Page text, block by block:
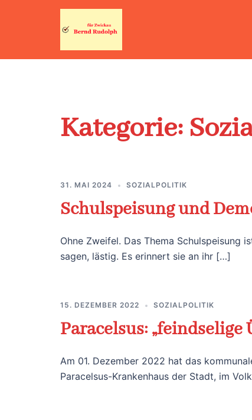
Kategorie:
31. MAI 2024 SOZIALPOLITIK
Schulspeisung und
Ohne Zweifel. Das Thema Schulspeisung
sagen, lästig. Es erinnert sie an ihr […]
15. DEZEMBER 2022 SOZIALPOLITIK
Paracelsus:
Am 01. Dezember 2022 hat das
Paracelsus-Krankenhaus der Stadt, im